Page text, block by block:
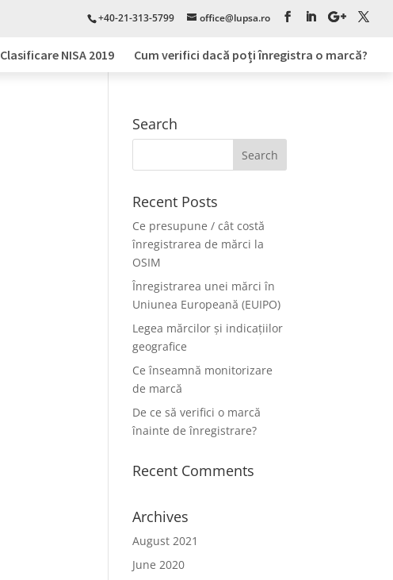
+40-21-313-5799 office@lupsa.ro
Clasificare NISA 2019 Cum verifici dacă poți înregistra o marcă?
Search
Recent Posts
Ce presupune / cât costă
înregistrarea de mărci la
OSIM
Înregistrarea unei mărci în
Uniunea Europeană (EUIPO)
Legea mărcilor și indicațiilor
geografice
Ce înseamnă monitorizare
de marcă
De ce să verifici o marcă
înainte de înregistrare?
Recent Comments
Archives
August 2021
June 2020